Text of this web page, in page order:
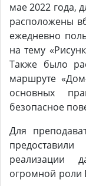
мае 2022 года,
расположены
ежедневно
на тему
Также было
маршруте
основных
безопасное
Для
реализации
огромной роли